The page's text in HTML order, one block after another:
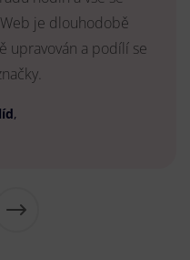
je dlouhodobě
upravován a podílí se
,